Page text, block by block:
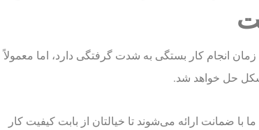
زمان انجام کار بستگی به شدت گرفتگی دارد، اما معمولاً
با ضمانت ارائه می‌شوند تا خیالتان از بابت کیفیت کار